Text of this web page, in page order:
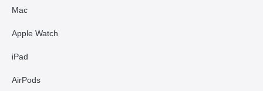
Mac
Apple Watch
iPad
AirPods